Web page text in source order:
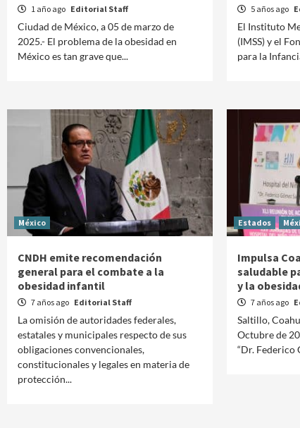
1 año ago Editorial Staff
Ciudad de México, a 05 de marzo de
2025.- El problema de la obesidad en
México es tan grave que...
5 años ago
El Instituto
(IMSS) y el
para la
México
CNDH emite recomendación
general para el combate a la
obesidad infantil
7 años ago Editorial Staff
La omisión de autoridades federales,
estatales y municipales respecto de sus
obligaciones convencionales,
constitucionales y legales en materia de
protección...
Estados
Impulsa
saludable
y la
7 años ago
Saltillo,
Octubre de
“Dr. Federico